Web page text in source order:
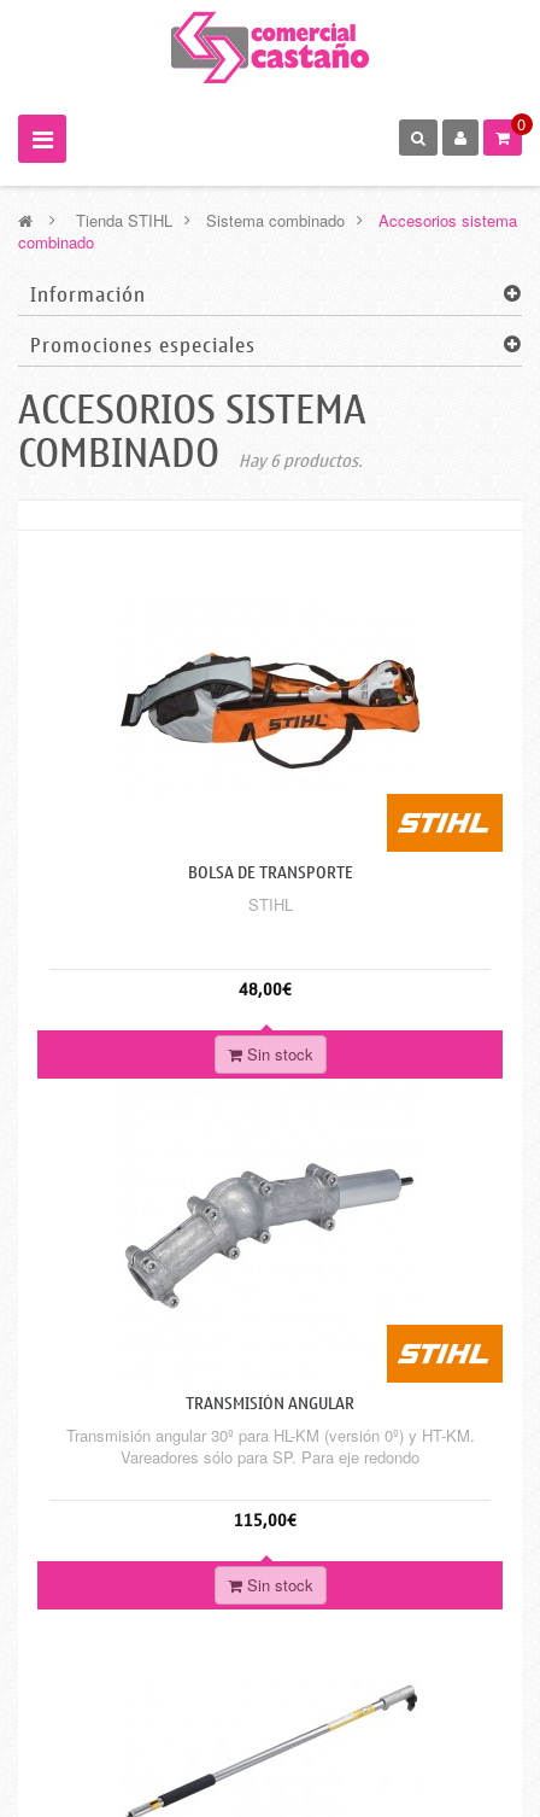
0
> Tienda STIHL > Sistema combinado >
Accesorios sistema
combinado
Información
Promociones especiales
ACCESORIOS SISTEMA
COMBINADO Hay 6 productos.
BOLSA DE TRANSPORTE
STIHL
48,00€
Sin stock
TRANSMISIÓN ANGULAR
Transmisión angular 30º para HL-KM (versión 0º) y HT-KM.
Vareadores sólo para SP. Para eje redondo
115,00€
Sin stock